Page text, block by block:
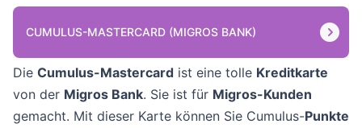
CUMULUS-MASTERCARD (MIGROS BANK)
Die Cumulus-Mastercard ist eine tolle Kreditkarte
von der Migros Bank. Sie ist für Migros-Kunden
gemacht. Mit dieser Karte können Sie Cumulus-Punkte